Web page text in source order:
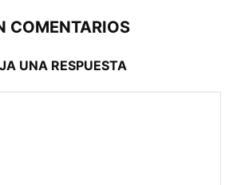
COMENTARIOS
UNA RESPUESTA